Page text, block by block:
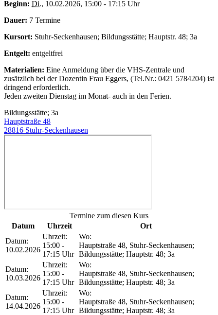
Beginn: Di., 10.02.2026, 15:00 - 17:15 Uhr
Dauer: 7 Termine
Kursort: Stuhr-Seckenhausen; Bildungsstätte; Hauptstr. 48; 3a
Entgelt: entgeltfrei
Materialien: Eine Anmeldung über die VHS-Zentrale und
zusätzlich bei der Dozentin Frau Eggers, (Tel.Nr.: 0421 5784204) ist
dringend erforderlich.
Jeden zweiten Dienstag im Monat- auch in den Ferien.
Bildungsstätte; 3a
Hauptstraße 48
28816 Stuhr-Seckenhausen
Termine zum diesen Kurs
Datum
Uhrzeit
Ort
Datum:
10.02.2026
Uhrzeit:
15:00 -
17:15 Uhr
Wo:
Hauptstraße 48, Stuhr-Seckenhausen;
Bildungsstätte; Hauptstr. 48; 3a
Datum:
10.03.2026
Uhrzeit:
15:00 -
17:15 Uhr
Wo:
Hauptstraße 48, Stuhr-Seckenhausen;
Bildungsstätte; Hauptstr. 48; 3a
Datum:
14.04.2026
Uhrzeit:
15:00 -
17:15 Uhr
Wo:
Hauptstraße 48, Stuhr-Seckenhausen;
Bildungsstätte; Hauptstr. 48; 3a